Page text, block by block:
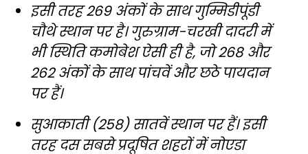
इसी तरह 269 अंकों के साथ गुम्मिडीपूंडी
चौथे स्थान पर है। गुरुग्राम-चरखी दादरी में
भी स्थिति कमोबेश ऐसी ही है, जो 268 और
262 अंकों के साथ पांचवें और छठे पायदान
पर हैं।
सुआकाती (258) सातवें स्थान पर हैं। इसी
तरह दस सबसे प्रदूषित शहरों में नोएडा